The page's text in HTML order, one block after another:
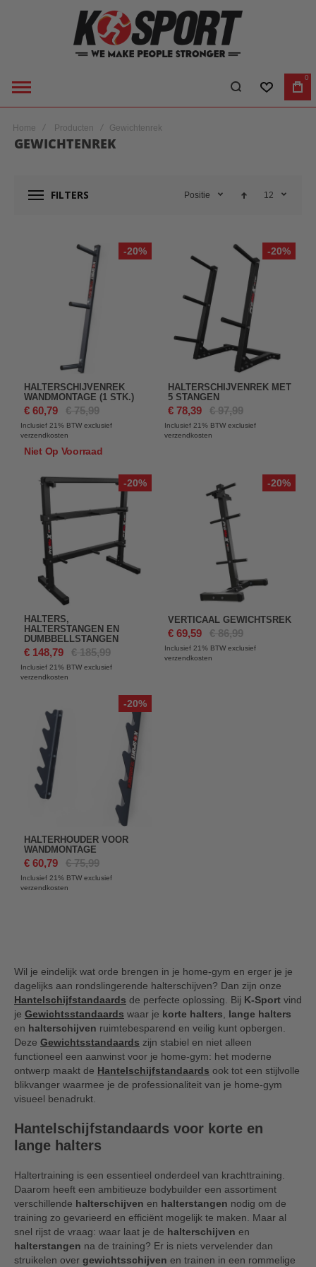
0
Home Producten Gewichtenrek
GEWICHTENREK
FILTERS Positie 12
-20%
HALTERSCHIJVENREK
WANDMONTAGE (1 STK.)
€ 60,79 € 75,99
Inclusief 21% BTW exclusief
verzendkosten
Niet Op Voorraad
-20%
HALTERSCHIJVENREK MET
5 STANGEN
€ 78,39 € 97,99
Inclusief 21% BTW exclusief
verzendkosten
-20%
HALTERS,
HALTERSTANGEN EN
DUMBBELLSTANGEN
€ 148,79 € 185,99
Inclusief 21% BTW exclusief
verzendkosten
-20%
VERTICAAL GEWICHTSREK
€ 69,59 € 86,99
Inclusief 21% BTW exclusief
verzendkosten
-20%
HALTERHOUDER VOOR
WANDMONTAGE
€ 60,79 € 75,99
Inclusief 21% BTW exclusief
verzendkosten
Wil je eindelijk wat orde brengen in je home-gym en erger je je
dagelijks aan rondslingerende halterschijven? Dan zijn onze
Hantelschijfstandaards de perfecte oplossing. Bij K-Sport vind
je Gewichtsstandaards waar je korte halters
lange halters
en halterschijven ruimtebesparend en veilig kunt opbergen.
Deze Gewichtsstandaards zijn stabiel en niet alleen
functioneel een aanwinst voor je home-gym: het moderne
ontwerp maakt de Hantelschijfstandaards ook tot een stijlvolle
blikvanger waarmee je de professionaliteit van je home-gym
visueel benadrukt.
Hantelschijfstandaards voor korte en
lange halters
Haltertraining is een essentieel onderdeel van krachttraining.
Daarom heeft een ambitieuze bodybuilder een assortiment
verschillende halterschijven en halterstangen nodig om de
training zo gevarieerd en efficiënt mogelijk te maken. Maar al
snel rijst de vraag: waar laat je de halterschijven en
halterstangen na de training? Er is niets vervelender dan
struikelen over gewichtsschijven en trainen in een rommelige